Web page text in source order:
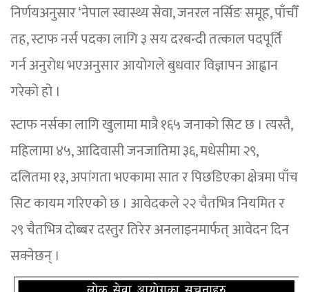
निर्णयअनुसार ‘नेपाल स्वास्थ्य सेवा, जनरल नर्सिङ समूह, पाँचौँ
तह, स्टाफ नर्स पदका लागि ३ सय दरबन्दी तत्काल पदपूर्ति
गर्न अनुरोध भएअनुसार आयोगले बुधवार विज्ञापन आह्वान
गरेको हो ।
स्टाफ नर्सका लागि खुलामा मात्रै १६५ जनाको सिट छ । त्यस्तै,
महिलामा ४५, आदिवासी जनजातिमा ३६, मधेसीमा २९,
दलितमा १३, अपांगता भएकामा सात र पिछडिएका क्षेत्रमा पाँच
सिट कायम गरिएको छ । आवेदकले २२ चैतभित्र नियमित र
२९ चैतभित्र दोब्बर दस्तुर तिरेर अनलाइनमार्फत् आवेदन दिन
सक्नेछन् ।